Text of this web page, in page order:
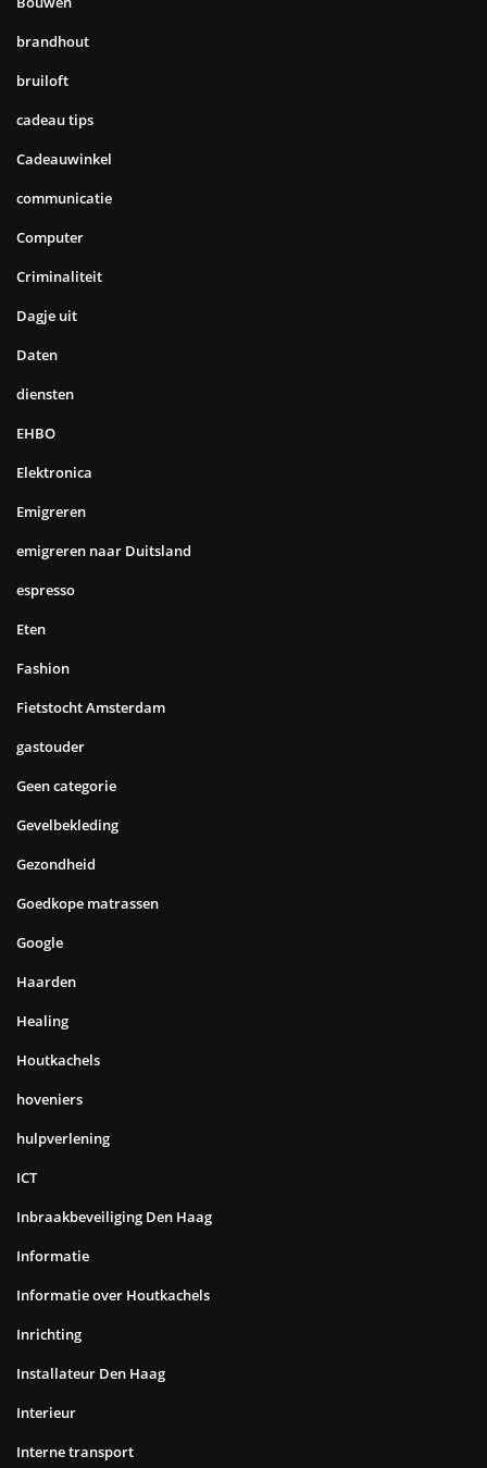
brandhout
bruiloft
cadeau tips
Cadeauwinkel
communicatie
Computer
Criminaliteit
Dagje uit
Daten
diensten
EHBO
Elektronica
Emigreren
emigreren naar Duitsland
espresso
Eten
Fashion
Fietstocht Amsterdam
gastouder
Geen categorie
Gevelbekleding
Gezondheid
Goedkope matrassen
Google
Haarden
Healing
Houtkachels
hoveniers
hulpverlening
ICT
Inbraakbeveiliging Den Haag
Informatie
Informatie over Houtkachels
Inrichting
Installateur Den Haag
Interieur
Interne transport